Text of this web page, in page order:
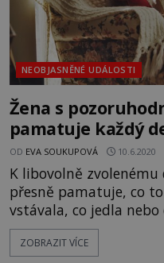
NEOBJASNĚNÉ UDÁLOSTI
Žena s
pamatuje každý
OD EVA SOUKUPOVÁ 10.6.2020
K libovolně
přesně pamatuje, co
vstávala, co jedla
nejmenších detailů.
považovali za
ZOBRAZIT VÍCE